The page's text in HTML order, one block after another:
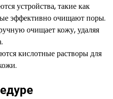
устройства, такие как
эффективно очищают поры.
очищает кожу, удаляя
кислотные растворы для